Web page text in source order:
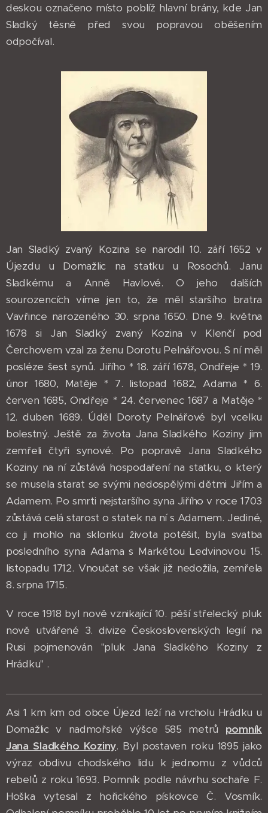
deskou označeno místo poblíž hlavní brány, kde Jan
Sladký těsně před svou popravou oběšením
odpočíval.
Jan Sladký zvaný Kozina se narodil 10. září 1652 v
Újezdu u Domažlic na statku u Rosochů. Janu
Sladkému a Anně Havlové. O jeho dalších
sourozencích víme jen to, že měl staršího bratra
Vavřince narozeného 30. srpna 1650. Dne 9. května
1678 si Jan Sladký zvaný Kozina v Klenčí pod
Čerchovem vzal za ženu Dorotu Pelnářovou. S ní měl
posléze šest synů. Jiřího * 18. září 1678, Ondřeje * 19.
únor 1680, Matěje * 7. listopad 1682, Adama * 6.
červen 1685, Ondřeje * 24. červenec 1687 a Matěje *
12. duben 1689. Úděl Doroty Pelnářové byl vcelku
bolestný. Ještě za života Jana Sladkého Koziny jim
zemřeli čtyři synové. Po popravě Jana Sladkého
Koziny na ní zůstává hospodaření na statku, o který
se musela starat se svými nedospělými dětmi Jiřím a
Adamem. Po smrti nejstaršího syna Jiřího v roce 1703
zůstává celá starost o statek na ní s Adamem. Jediné,
co ji mohlo na sklonku života potěšit, byla svatba
posledního syna Adama s Markétou Ledvinovou 15.
listopadu 1712. Vnoučat se však již nedožila, zemřela
8. srpna 1715.
V roce 1918 byl nově vznikající 10. pěší střelecký pluk
nově utvářené 3. divize Československých legií na
Rusi pojmenován "pluk Jana Sladkého Koziny z
Hrádku" .
Asi 1 km km od obce Újezd leží na vrcholu Hrádku u
Domažlic v nadmořské výšce 585 metrů pomník
Jana Sladkého Koziny. Byl postaven roku 1895 jako
výraz obdivu chodského lidu k jednomu z vůdců
rebelů z roku 1693. Pomník podle návrhu sochaře F.
Hoška vytesal z hořického pískovce Č. Vosmík.